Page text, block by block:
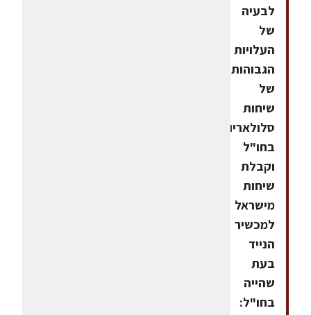
לבעיה
של
העלויות
הגבוהות
של
שיחות
סלולאריות
בחו"ל
וקבלת
שיחות
מישראל
למכשיר
הנייד
בעת
שהייה
בחו"ל: